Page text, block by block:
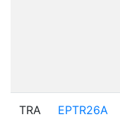
TRA EPTR26A